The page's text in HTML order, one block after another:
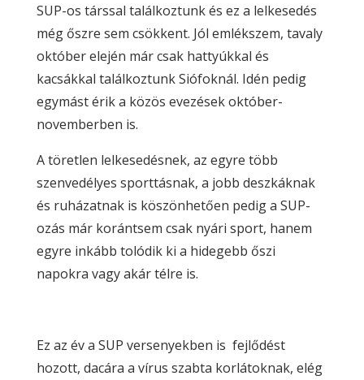
SUP-os társsal találkoztunk és ez a lelkesedés
még őszre sem csökkent. Jól emlékszem, tavaly
október elején már csak hattyúkkal és
kacsákkal találkoztunk Siófoknál. Idén pedig
egymást érik a közös evezések október-
novemberben is.
A töretlen lelkesedésnek, az egyre több
szenvedélyes sporttásnak, a jobb deszkáknak
és ruházatnak is köszönhetően pedig a SUP-
ozás már korántsem csak nyári sport, hanem
egyre inkább tolódik ki a hidegebb őszi
napokra vagy akár télre is.
Ez az év a SUP versenyekben is fejlődést
hozott, dacára a vírus szabta korlátoknak, elég